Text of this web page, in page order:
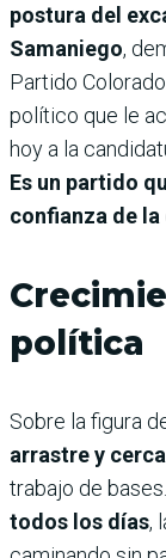
postura del
Samaniego,
Partido
político que le
hoy a la
Es un partido
confianza de la
política
Sobre la figura
arrastre y
trabajo de
todos los días,